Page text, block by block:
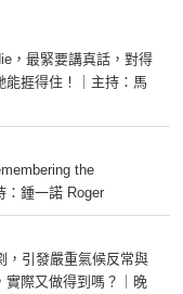
，最緊要講真話，對得
能捱得住！｜主持：馬
the
：鍾一諾 Roger
，引發嚴重氣候反常與
實際又做得到嗎？｜晚